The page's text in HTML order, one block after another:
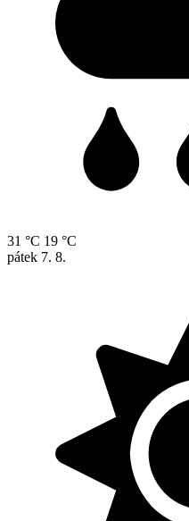
31 °C 19 °C
pátek 7. 8.